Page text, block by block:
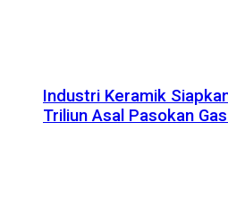
Industri Keramik
Triliun Asal Pasokan